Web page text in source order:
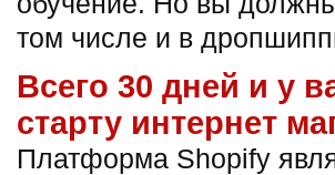
том числе и в
Всего 30 дней и у
старту интернет
Платформа Shopify